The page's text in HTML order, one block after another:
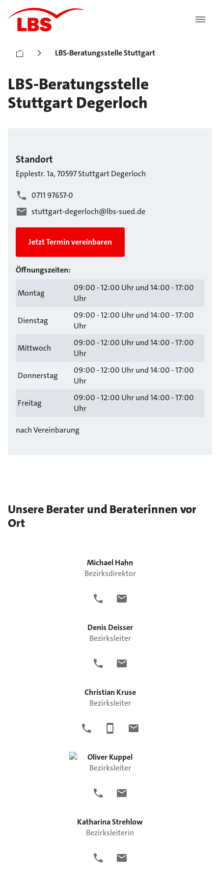
LBS-Beratungsstelle Stuttgart
LBS-Beratungsstelle
Stuttgart Degerloch
Standort
Epplestr.1a,70597StuttgartDegerloch
0711 97657-0
stuttgart-degerloch@lbs-sued.de
Jetzt Termin vereinbaren
Öffnungszeiten:
Montag
09:00 - 12:00 Uhr und 14:00 - 17:00
Uhr
Dienstag
09:00 - 12:00 Uhr und 14:00 - 17:00
Uhr
Mittwoch
09:00 - 12:00 Uhr und 14:00 - 17:00
Uhr
Donnerstag
09:00 - 12:00 Uhr und 14:00 - 17:00
Uhr
Freitag
09:00 - 12:00 Uhr und 14:00 - 17:00
Uhr
nach Vereinbarung
Unsere Berater und Beraterinnen vor
Ort
MichaelHahn
Bezirksdirektor
Denis Deisser
Bezirksleiter
Christian Kruse
Bezirksleiter
OliverKuppel
Bezirksleiter
KatharinaStrehlow
Bezirksleiterin